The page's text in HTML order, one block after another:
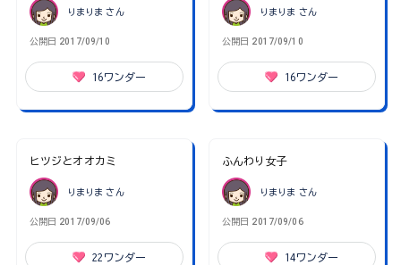
りまりま さん
公開日 2017/09/10
16ワンダー
りまりま さん
公開日 2017/09/10
16ワンダー
ヒツジとオオカミ
りまりま さん
公開日 2017/09/06
22 ワンダー
ふんわり女子
りまりま さん
公開日 2017/09/06
14ワンダー